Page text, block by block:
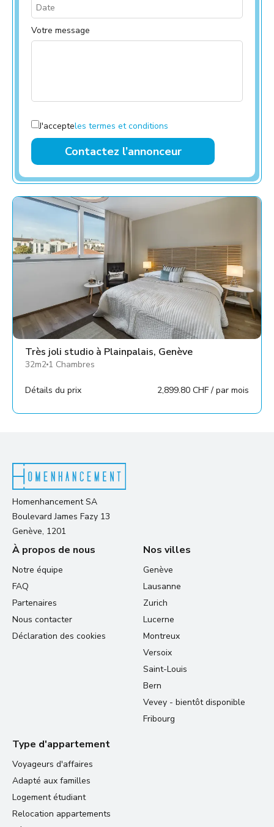
Votre message
J'accepteles termes et conditions
Contactez l’annonceur
Très joli studio à Plainpalais, Genève
32m2 1 Chambres
Détails du prix 2,899.80 CHF / par mois
Homenhancement SA
Boulevard James Fazy 13
Genève, 1201
À propos de nous
Notre équipe
FAQ
Partenaires
Nous contacter
Déclaration des cookies
Nos villes
Genève
Lausanne
Zurich
Lucerne
Montreux
Versoix
Saint-Louis
Bern
Vevey - bientôt disponible
Fribourg
Type d'appartement
Voyageurs d'affaires
Adapté aux familles
Logement étudiant
Relocation appartements